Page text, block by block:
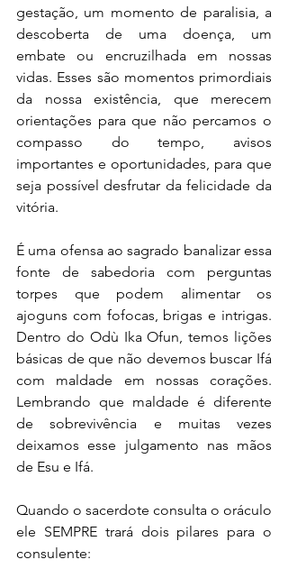
gestação, um momento de paralisia, a
descoberta de uma doença, um
embate ou encruzilhada em nossas
vidas. Esses são momentos primordiais
da nossa existência, que merecem
orientações para que não percamos o
compasso do tempo, avisos
importantes e oportunidades, para que
seja possível desfrutar da felicidade da
vitória.
É uma ofensa ao sagrado banalizar essa
fonte de sabedoria com perguntas
torpes que podem alimentar os
ajoguns com fofocas, brigas e intrigas.
Dentro do Odù Ika Ofun, temos lições
básicas de que não devemos buscar Ifá
com maldade em nossas corações.
Lembrando que maldade é diferente
de sobrevivência e muitas vezes
deixamos esse julgamento nas mãos
de Esu e Ifá.
Quando o sacerdote consulta o oráculo
ele SEMPRE trará dois pilares para o
consulente: